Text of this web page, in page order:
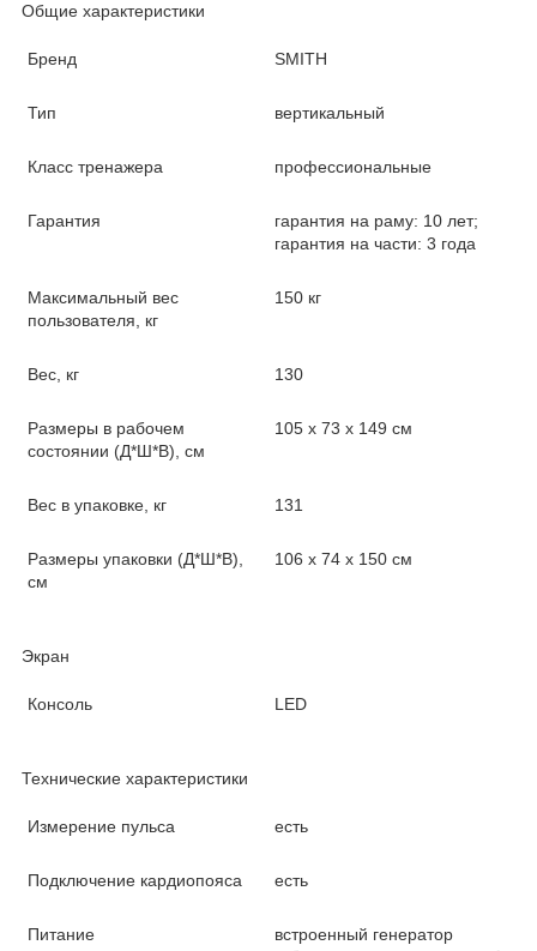
Общие характеристики
Бренд SMITH
Тип вертикальный
Класс тренажера профессиональные
Гарантия
гарантия на раму: 10 лет;
гарантия на части: 3 года
Максимальный вес
пользователя, кг
150 кг
Вес, кг 130
Размеры в рабочем
состоянии (Д*Ш*В), см
105 х 73 х 149 см
Вес в упаковке, кг 131
Размеры упаковки (Д*Ш*В),
см
106 х 74 х 150 см
Экран
Консоль LED
Технические характеристики
Измерение пульса есть
Подключение кардиопояса есть
Питание
встроенный генератор